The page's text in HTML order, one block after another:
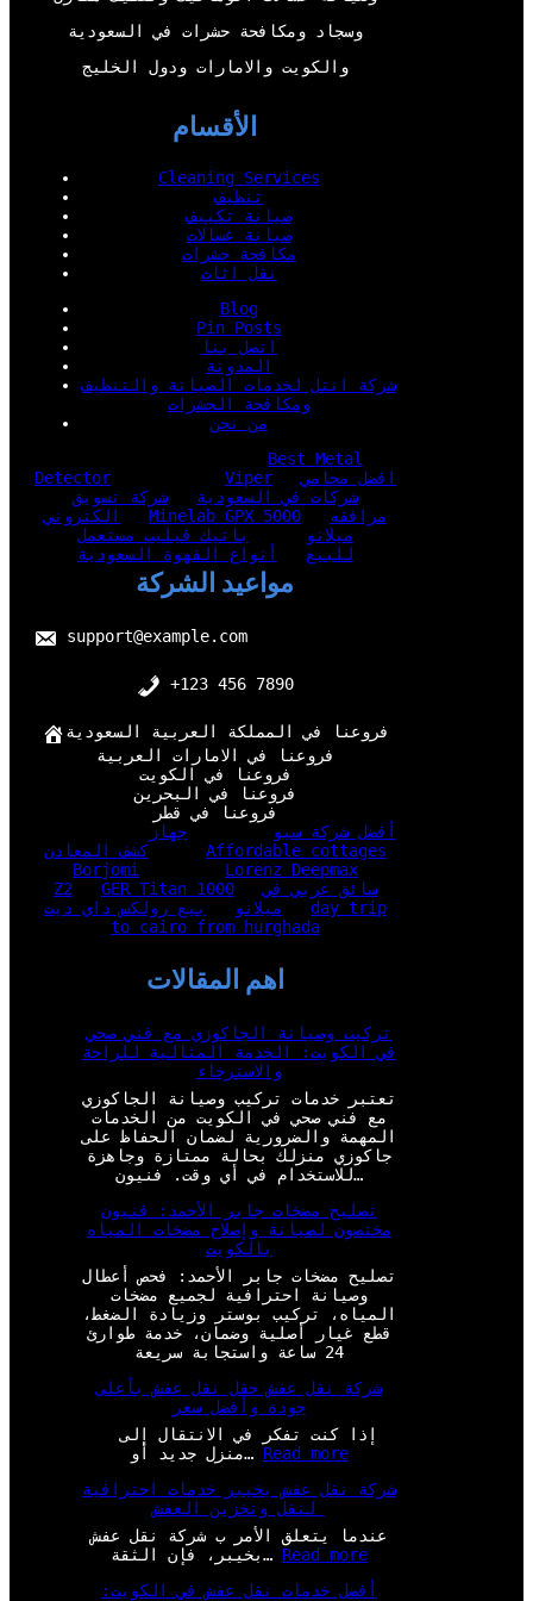
وسجاد ومكافحة حشرات في السعودية
والكويت والامارات ودول الخليج
الأقسام
Cleaning Services
تنظيف
صيانة تكييف
صيانة غسالات
مكافحة حشرات
نقل اثاث
Blog
Pin Posts
اتصل بنا
المدونة
شركة انتل لخدمات الصيانة والتنظيف
ومكافحة الحشرات
من نحن
Best Metal
Detector
Viper
افضل محامي
شركات في السعودية
شركة تسويق
الكتروني
Minelab GPX 5000
مرافقه
ميلانو
باتيك فيليب مستعمل
للبيع
أنواع القهوة السعودية
مواعيد الشركة
support@example.com
+123 456 7890
فروعنا في المملكة العربية السعودية
فروعنا في الامارات العربية
فروعنا في الكويت
فروعنا في البحرين
فروعنا في قطر
أفضل شركة سيو
جهاز
كشف المعادن
Affordable cottages
Borjomi
Lorenz Deepmax
Z2
GER Titan 1000
سائق عربي في
ميلانو
بيع رولكس داي ديت
day trip
to cairo from hurghada
اهم المقالات
تركيب وصيانة الجاكوزي مع فني صحي
في الكويت: الخدمة المثالية للراحة
والاسترخاء
تعتبر خدمات تركيب وصيانة الجاكوزي
مع فني صحي في الكويت من الخدمات
المهمة والضرورية لضمان الحفاظ على
جاكوزي منزلك بحالة ممتازة وجاهزة
للاستخدام في أي وقت. فنيون…
تصليح مضخات جابر الأحمد: فنيون
مختصون لصيانة وإصلاح مضخات المياه
بالكويت
تصليح مضخات جابر الأحمد: فحص أعطال
وصيانة احترافية لجميع مضخات
المياه، تركيب بوستر وزيادة الضغط،
قطع غيار أصلية وضمان، خدمة طوارئ
24 ساعة واستجابة سريعة
شركة نقل عفش حقل نقل عفش بأعلى
جودة وأفضل سعر
إذا كنت تفكر في الانتقال إلى
منزل جديد أو… Read more:
ن
ق
ل
شركة نقل عفش بخيبر خدمات احترافية
عندما يتعلق الأمر ب شركة نقل عفش
بخيبر، فإن الثقة… Read more:
أفضل خدمات نقل عفش في الكويت: